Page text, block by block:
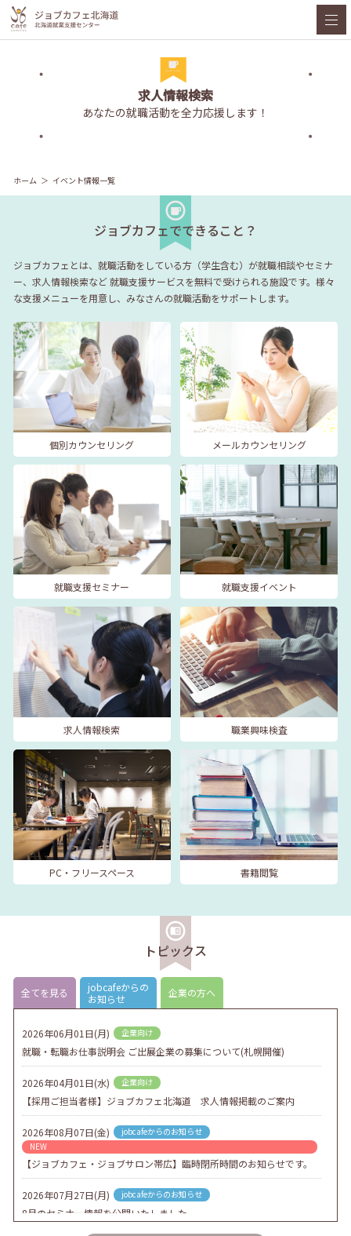
求人情報検索
あなたの就職活動を全力応援します！
ホーム イベント情報一覧
ジョブカフェでできること？
ジョブカフェとは、就職活動をしている方（学生含む）が就職相談やセミナ
ー、求人情報検索など就職支援サービスを無料で受けられる施設です。様々
な支援メニューを用意し、みなさんの就職活動をサポートします。
個別カウンセリング メールカウンセリング
就職支援セミナー 就職支援イベント
求人情報検索 職業興味検査
PC・フリースペース 書籍閲覧
トピックス
全てを見る
jobcafeからの
お知らせ
企業の方へ
2026年06月01日(月) 企業向け
就職・転職お仕事説明会 ご出展企業の募集について(札幌開催)
2026年04月01日(水) 企業向け
【採用ご担当者様】ジョブカフェ北海道 求人情報掲載のご案内
2026年08月07日(金)
jobcafeからのお知らせ
NEW
【ジョブカフェ・ジョブサロン帯広】臨時閉所時間のお知らせです。
2026年07月27日(月) jobcafeからのお知らせ
8月のセミナー情報を公開いたしました。